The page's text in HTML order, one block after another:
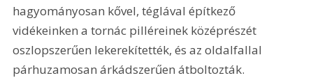
hagyományosan kővel, téglával építkező
vidékeinken a tornác pilléreinek középrészét
oszlopszerűen lekerekítették, és az oldalfallal
párhuzamosan árkádszerűen átboltozták.